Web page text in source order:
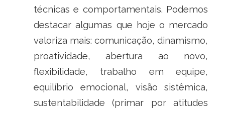
técnicas e comportamentais. Podemos
destacar algumas que hoje o mercado
valoriza mais: comunicação, dinamismo,
proatividade, abertura ao novo,
flexibilidade, trabalho em equipe,
equilíbrio emocional, visão sistêmica,
sustentabilidade (primar por atitudes